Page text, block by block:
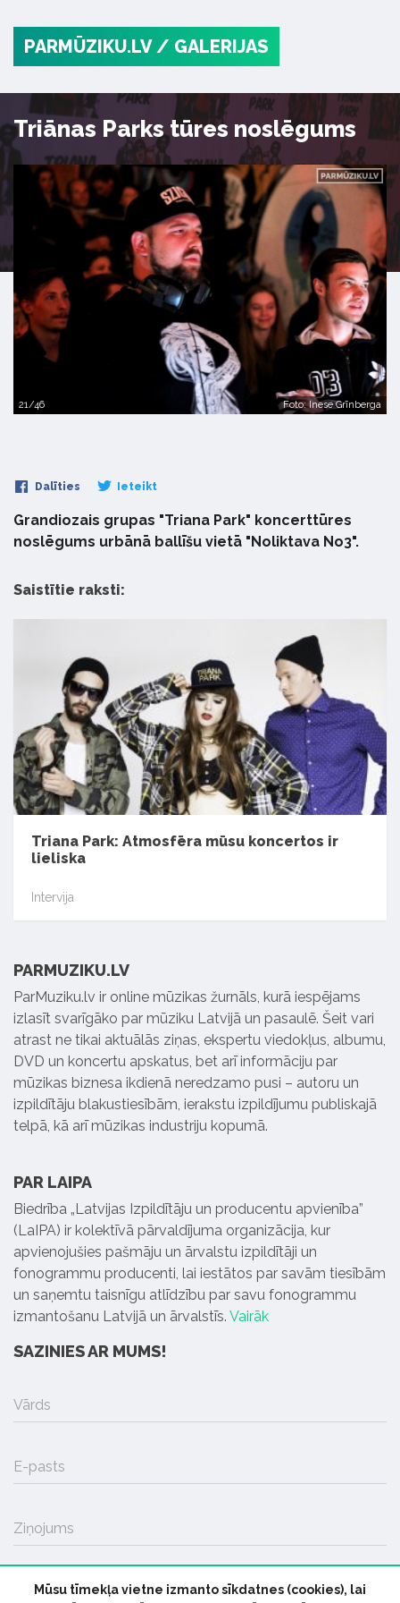
PARMŪZIKU.LV / GALERIJAS
Triānas Parks tūres noslēgums
21/46 Foto: Inese Grīnberga
Dalīties Ieteikt
Grandiozais grupas "Triana Park" koncerttūres
noslēgums urbānā ballīšu vietā "Noliktava No3".
Saistītie raksti:
Triana Park: Atmosfēra mūsu koncertos ir
lieliska
Intervija
PARMUZIKU.LV
ParMuziku.lv ir online mūzikas žurnāls, kurā iespējams
izlasīt svarīgāko par mūziku Latvijā un pasaulē. Šeit vari
atrast ne tikai aktuālās ziņas, ekspertu viedokļus, albumu,
DVD un koncertu apskatus, bet arī informāciju par
mūzikas biznesa ikdienā neredzamo pusi – autoru un
izpildītāju blakustiesībām, ierakstu izpildījumu publiskajā
telpā, kā arī mūzikas industriju kopumā.
PAR LAIPA
Biedrība „Latvijas Izpildītāju un producentu apvienība”
(LaIPA) ir kolektīvā pārvaldījuma organizācija, kur
apvienojušies pašmāju un ārvalstu izpildītāji un
fonogrammu producenti, lai iestātos par savām tiesībām
un saņemtu taisnīgu atlīdzību par savu fonogrammu
izmantošanu Latvijā un ārvalstīs. Vairāk
SAZINIES AR MUMS!
Vārds
E-pasts
Ziņojums
Mūsu tīmekļa vietne izmanto sīkdatnes (cookies), lai